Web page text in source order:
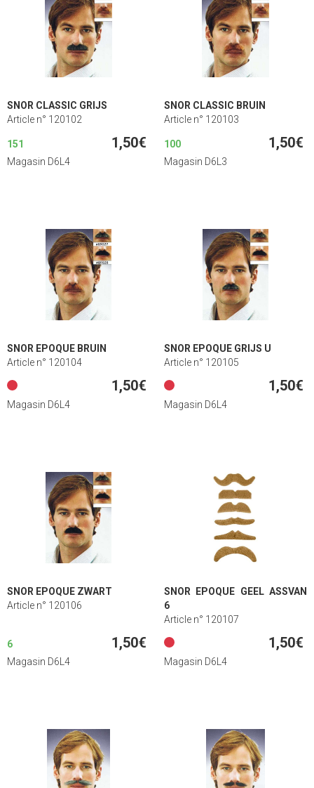
SNOR CLASSIC GRIJS
Article n° 120102
151 1,50€
Magasin D6L4
SNOR CLASSIC BRUIN
Article n° 120103
100 1,50€
Magasin D6L3
SNOR EPOQUE BRUIN
Article n° 120104
1,50€
Magasin D6L4
SNOR EPOQUE GRIJS U
Article n° 120105
1,50€
Magasin D6L4
SNOR EPOQUE ZWART
Article n° 120106
6 1,50€
Magasin D6L4
SNOR EPOQUE GEEL ASSVAN
6
Article n° 120107
1,50€
Magasin D6L4